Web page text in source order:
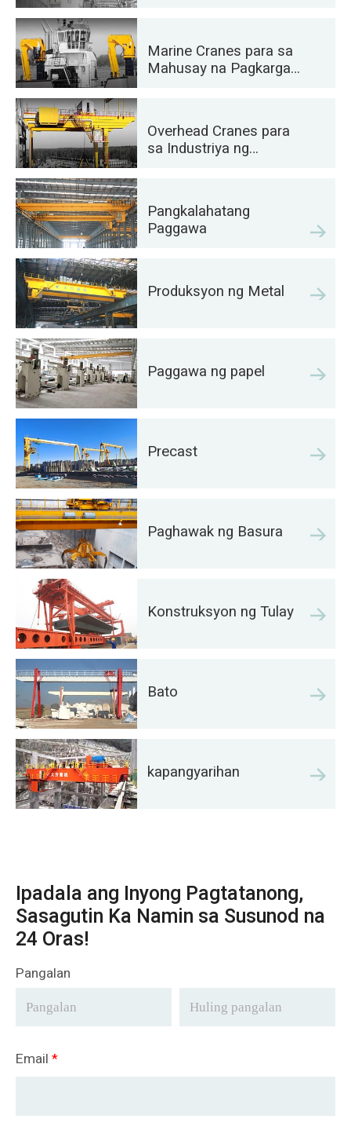
Marine Cranes para sa
Mahusay na Pagkarga
Overhead Cranes para
sa Industriya ng
Kahusayan sa
Pagpapatakbo
Pangkalahatang
Paggawa
Produksyon ng Metal
Paggawa ng papel
Precast
Paghawak ng Basura
Konstruksyon ng Tulay
Bato
kapangyarihan
Ipadala ang Inyong Pagtatanong,
Sasagutin Ka Namin sa Susunod na
24 Oras!
Pangalan
Email *